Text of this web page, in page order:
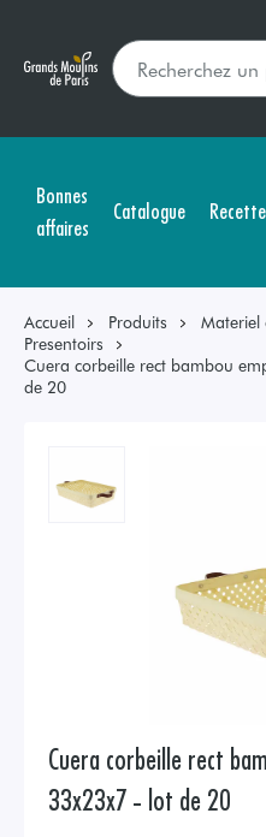
Bonnes
affaires
Catalogue
Accueil Produits
Materiel
Presentoirs
Cuera corbeille rect bambou
de 20
Cuera corbeille rect
33x23x7 - lot de 20